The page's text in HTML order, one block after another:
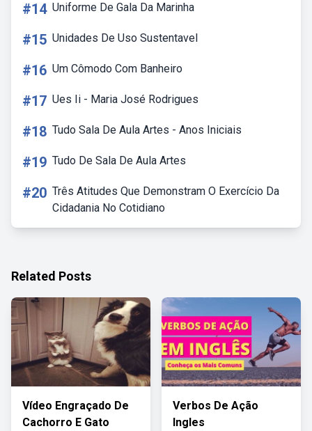
#14 Uniforme De Gala Da Marinha
#15 Unidades De Uso Sustentavel
#16 Um Cômodo Com Banheiro
#17 Ues Ii - Maria José Rodrigues
#18 Tudo Sala De Aula Artes - Anos Iniciais
#19 Tudo De Sala De Aula Artes
#20 Três Atitudes Que Demonstram O Exercício Da
Cidadania No Cotidiano
Related Posts
Vídeo Engraçado De
Cachorro E Gato
Verbos De Ação
Ingles